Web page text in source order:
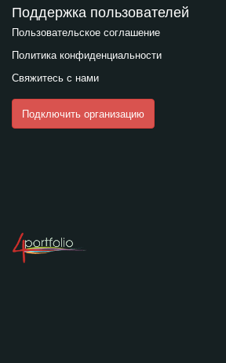
Поддержка пользователей
Пользовательское соглашение
Политика конфиденциальности
Свяжитесь с нами
Подключить организацию